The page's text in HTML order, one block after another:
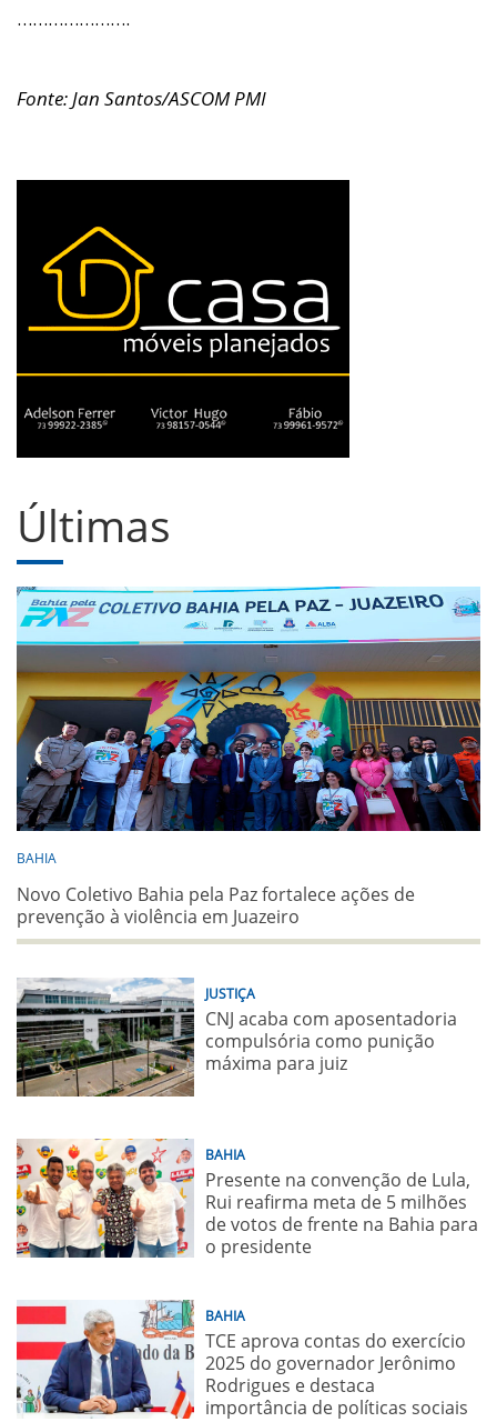
………………….
Fonte: Jan Santos/ASCOM PMI
Últimas
BAHIA
Novo Coletivo Bahia pela Paz fortalece ações de
prevenção à violência em Juazeiro
JUSTIÇA
CNJ acaba com aposentadoria
compulsória como punição
máxima para juiz
BAHIA
Presente na convenção de Lula,
Rui reafirma meta de 5 milhões
de votos de frente na Bahia para
o presidente
BAHIA
TCE aprova contas do exercício
2025 do governador Jerônimo
Rodrigues e destaca
importância de políticas sociais